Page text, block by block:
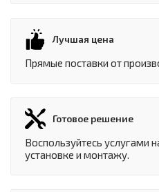
Лучшая цена
Прямые поставки от
Готовое решение
Воспользуйтесь услугами
установке и монтажу.